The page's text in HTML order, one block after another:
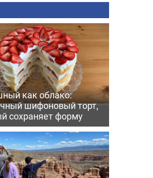
как облако:
шифоновый торт,
сохраняет форму